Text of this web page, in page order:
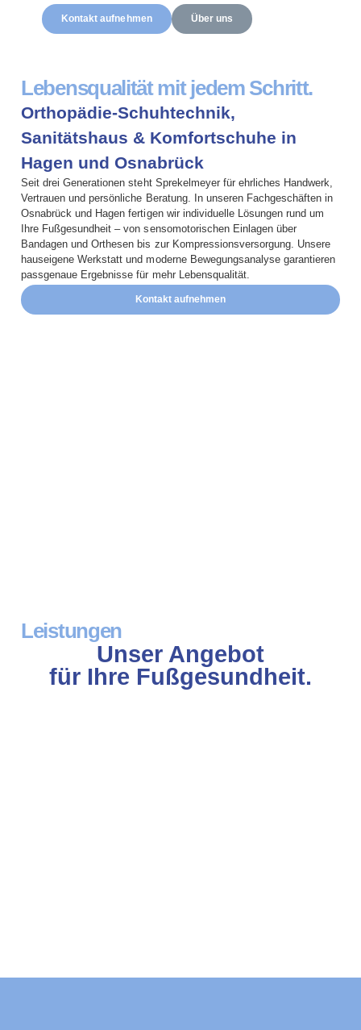
Kontakt aufnehmen Über uns
Lebensqualität mit jedem Schritt.
Orthopädie-Schuhtechnik,
Sanitätshaus & Komfortschuhe in
Hagen und Osnabrück
Seit drei Generationen steht Sprekelmeyer für ehrliches Handwerk,
Vertrauen und persönliche Beratung. In unseren Fachgeschäften in
Osnabrück und Hagen fertigen wir individuelle Lösungen rund um
Ihre Fußgesundheit – von sensomotorischen Einlagen über
Bandagen und Orthesen bis zur Kompressionsversorgung. Unsere
hauseigene Werkstatt und moderne Bewegungsanalyse garantieren
passgenaue Ergebnisse für mehr Lebensqualität.
Kontakt aufnehmen
Leistungen
Unser Angebot
für Ihre Fußgesundheit.